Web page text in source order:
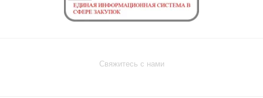
Свяжитесь с нами